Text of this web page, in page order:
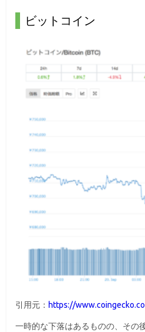
ビットコイン
引用元： https://
一時的な下落はあるものの、その